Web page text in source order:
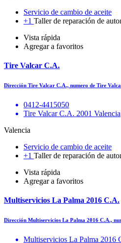
Servicio de cambio de aceite
+1 Taller de reparación de
Vista rápida
Agregar a favoritos
Tire Valcar C.A.
Dirección Tire Valcar C.A., numero de Tire
0412-4415050
Tire Valcar C.A. 2001 Valencia
Valencia
Servicio de cambio de aceite
+1 Taller de reparación de
Vista rápida
Agregar a favoritos
Multiservicios La Palma 2016 C.A.
Dirección Multiservicios La Palma 2016 C.A.,
Multiservicios La Palma 2016